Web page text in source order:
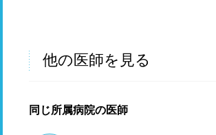
他の医師を見る
同じ所属病院の医師